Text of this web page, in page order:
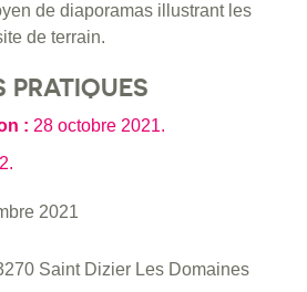
de diaporamas illustrant les
de terrain.
PRATIQUES
: 28 octobre 2021.
2021
Saint Dizier Les Domaines